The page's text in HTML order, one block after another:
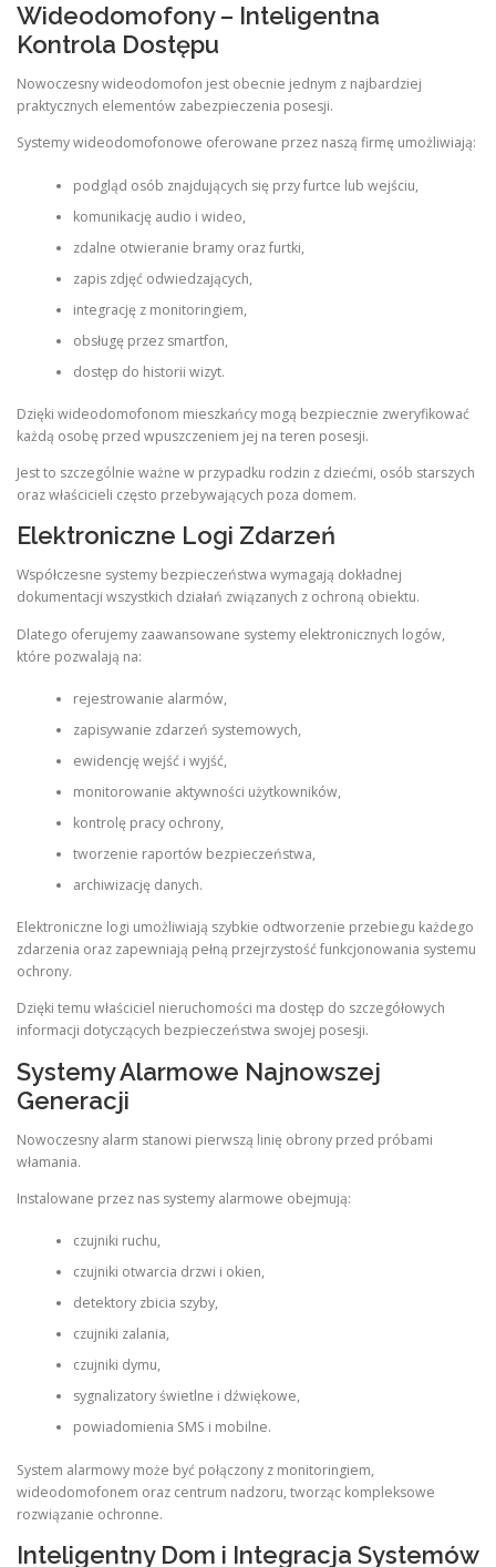
Wideodomofony – Inteligentna
Kontrola Dostępu
Nowoczesny wideodomofon jest obecnie jednym z najbardziej
praktycznych elementów zabezpieczenia posesji.
Systemy wideodomofonowe oferowane przez naszą firmę umożliwiają:
podgląd osób znajdujących się przy furtce lub wejściu,
komunikację audio i wideo,
zdalne otwieranie bramy oraz furtki,
zapis zdjęć odwiedzających,
integrację z monitoringiem,
obsługę przez smartfon,
dostęp do historii wizyt.
Dzięki wideodomofonom mieszkańcy mogą bezpiecznie zweryfikować
każdą osobę przed wpuszczeniem jej na teren posesji.
Jest to szczególnie ważne w przypadku rodzin z dziećmi, osób starszych
oraz właścicieli często przebywających poza domem.
Elektroniczne Logi Zdarzeń
Współczesne systemy bezpieczeństwa wymagają dokładnej
dokumentacji wszystkich działań związanych z ochroną obiektu.
Dlatego oferujemy zaawansowane systemy elektronicznych logów,
które pozwalają na:
rejestrowanie alarmów,
zapisywanie zdarzeń systemowych,
ewidencję wejść i wyjść,
monitorowanie aktywności użytkowników,
kontrolę pracy ochrony,
tworzenie raportów bezpieczeństwa,
archiwizację danych.
Elektroniczne logi umożliwiają szybkie odtworzenie przebiegu każdego
zdarzenia oraz zapewniają pełną przejrzystość funkcjonowania systemu
ochrony.
Dzięki temu właściciel nieruchomości ma dostęp do szczegółowych
informacji dotyczących bezpieczeństwa swojej posesji.
Systemy Alarmowe Najnowszej
Generacji
Nowoczesny alarm stanowi pierwszą linię obrony przed próbami
włamania.
Instalowane przez nas systemy alarmowe obejmują:
czujniki ruchu,
czujniki otwarcia drzwi i okien,
detektory zbicia szyby,
czujniki zalania,
czujniki dymu,
sygnalizatory świetlne i dźwiękowe,
powiadomienia SMS i mobilne.
System alarmowy może być połączony z monitoringiem,
wideodomofonem oraz centrum nadzoru, tworząc kompleksowe
rozwiązanie ochronne.
Inteligentny Dom i Integracja Systemów